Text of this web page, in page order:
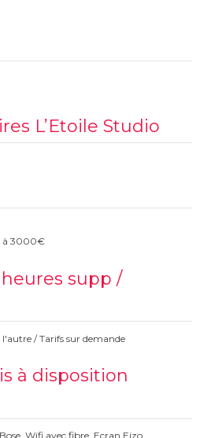
L’Etoile Studio
à 3000€
supp /
/ Tarifs sur demande
à disposition
Wifi avec fibre, Ecran Eizo